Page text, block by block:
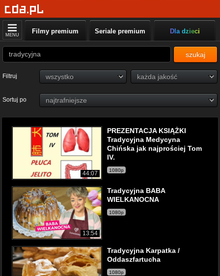
MENU Filmy premium Seriale premium Dla dzieci
szukaj
Filtruj
Sortuj po
44:07
PREZENTACJA KSIĄŻKI
Tradycyjna Medycyna
Chińska jak najprościej Tom
IV.
1080p
13:54
Tradycyjna BABA
WIELKANOCNA
1080p
Tradycyjna Karpatka /
Oddaszfartucha
1080p